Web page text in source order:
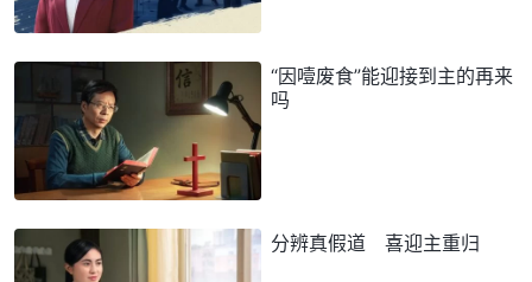
“因噎废食”能迎接到主的再来
吗
分辨真假道 喜迎主重归